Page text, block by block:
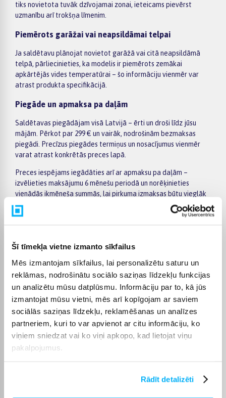
Šī tīmekļa vietne izmanto sīkfailus
Mēs izmantojam sīkfailus, lai personalizētu saturu un
reklāmas, nodrošinātu sociālo saziņas līdzekļu funkcijas
un analizētu mūsu datplūsmu. Informāciju par to, kā jūs
izmantojat mūsu vietni, mēs arī kopīgojam ar saviem
sociālās saziņas līdzekļu, reklamēšanas un analīzes
partneriem, kuri to var apvienot ar citu informāciju, ko
viņiem sniedzat vai ko viņi apkopo, kad lietojat viņu
pakalpojumus.
Rādīt detalizēti
tiks novietota tuvāk dzīvojamai zonai, ieteicams pievērst
uzmanību arī trokšņa līmenim.
Piemērots garāžai vai neapsildāmai telpai
Ja saldētavu plānojat novietot garāžā vai citā neapsildāmā
telpā, pārliecinieties, ka modelis ir piemērots zemākai
apkārtējās vides temperatūrai – šo informāciju vienmēr var
atrast produkta specifikācijā.
Piegāde un apmaksa pa daļām
Saldētavas piegādājam visā Latvijā – ērti un droši līdz jūsu
mājām. Pērkot par 299 € un vairāk, nodrošinām bezmaksas
piegādi. Precīzus piegādes termiņus un nosacījumus vienmēr
varat atrast konkrētās preces lapā.
Preces iespējams iegādāties arī ar apmaksu pa daļām –
izvēlieties maksājumu 6 mēnešu periodā un norēķinieties
vienādās ikmēneša summās, lai pirkuma izmaksas būtu vieglāk
plānot.
Pircēju atsauksmes par precēm
Apstiprināts pircējs
saldētavu ar iet ...
Ļoti priecājos par pirkumiem. Skaisti un ietilpīgi! Super!